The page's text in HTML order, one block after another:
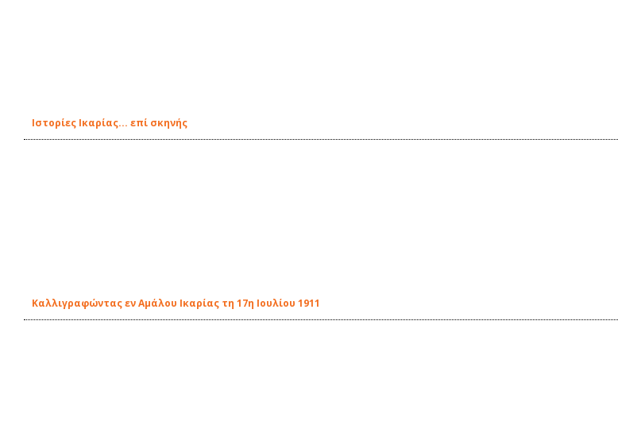
Ιστορίες Ικαρίας... επί σκηνής
Καλλιγραφώντας εν Αμάλου Ικαρίας τη 17η Ιουλίου 1911